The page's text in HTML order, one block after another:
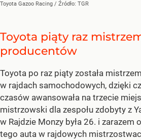
Toyota Gazoo Racing / Źródło: TGR
Toyota piąty raz
producentów
Toyota po raz piąty została
w rajdach samochodowych, dzięki
czasów awansowała na trzecie
mistrzowski dla zespołu zdobyty z
w Rajdzie Monzy była 26. i
tego auta w rajdowych